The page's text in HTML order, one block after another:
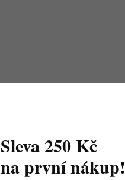
Sleva 250 Kč
na první nákup!